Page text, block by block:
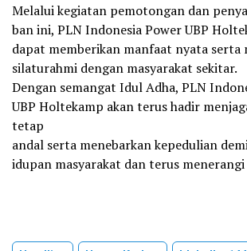
Melalui kegiatan pemotongan dan
ban ini, PLN Indonesia Power UBP
dapat memberikan manfaat nyata
silaturahmi dengan masyarakat sekitar.
Dengan semangat Idul Adha, PLN
UBP Holtekamp akan terus hadir
tetap
andal serta menebarkan kepedulian
idupan masyarakat dan terus menerangi